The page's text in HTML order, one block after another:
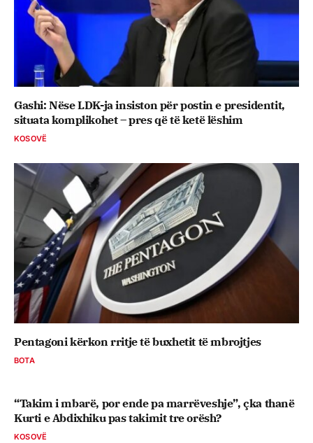
Gashi: Nëse LDK-ja insiston për postin e presidentit,
situata komplikohet – pres që të ketë lëshim
KOSOVË
Pentagoni kërkon rritje të buxhetit të mbrojtjes
BOTA
“Takim i mbarë, por ende pa marrëveshje”, çka thanë
Kurti e Abdixhiku pas takimit tre orësh?
KOSOVË